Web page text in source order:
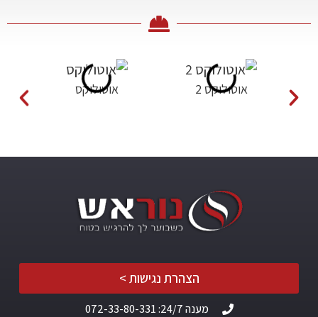
אוטולוקס 2 אוטולוקס
הצהרת נגישות >
מענה 24/7: 072-33-80-331